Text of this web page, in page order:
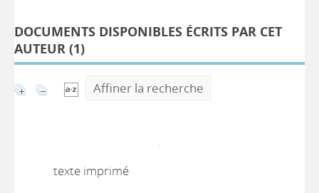
DOCUMENTS DISPONIBLES ÉCRITS PAR CET
AUTEUR (1)
Affiner la recherche
texte imprimé